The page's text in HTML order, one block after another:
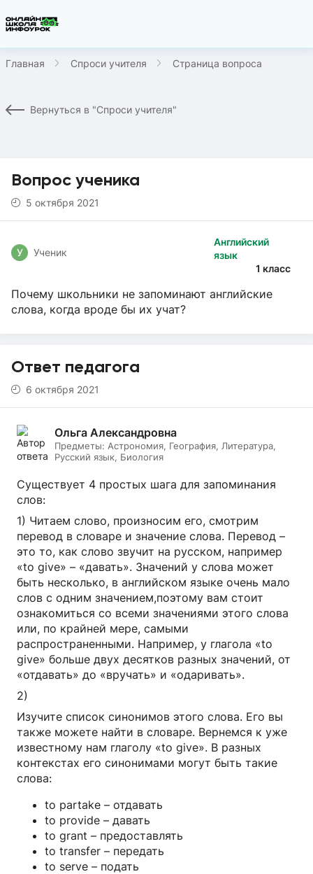
Главная Спроси учителя Страница вопроса
Вернуться в "Спроси учителя"
Вопрос ученика
5 октября 2021
Английский
язык
1 класс
У Ученик
Почему школьники не запоминают английские
слова, когда вроде бы их учат?
Ответ педагога
6 октября 2021
Ольга Александровна
Предметы: Астрономия, География, Литература,
Русский язык, Биология
Существует 4 простых шага для запоминания
слов:
1) Читаем слово, произносим его, смотрим
перевод в словаре и значение слова. Перевод –
это то, как слово звучит на русском, например
«to give» – «давать». Значений у слова может
быть несколько, в английском языке очень мало
слов с одним значением,поэтому вам стоит
ознакомиться со всеми значениями этого слова
или, по крайней мере, самыми
распространенными. Например, у глагола «to
give» больше двух десятков разных значений, от
«отдавать» до «вручать» и «одаривать».
2)
Изучите список синонимов этого слова. Его вы
также можете найти в словаре. Вернемся к уже
известному нам глаголу «to give». В разных
контекстах его синонимами могут быть такие
слова:
to partake – отдавать
to provide – давать
to grant – предоставлять
to transfer – передать
to serve – подать